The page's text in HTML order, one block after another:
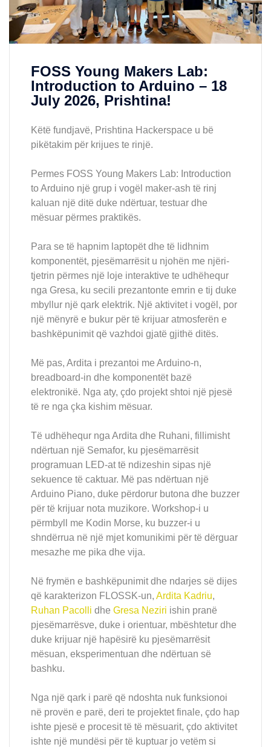
FOSS Young Makers Lab:
Introduction to Arduino – 18
July 2026, Prishtina!
Këtë fundjavë, Prishtina Hackerspace u bë
pikëtakim për krijues te rinjë.
Permes FOSS Young Makers Lab: Introduction
to Arduino një grup i vogël maker-ash të rinj
kaluan një ditë duke ndërtuar, testuar dhe
mësuar përmes praktikës.
Para se të hapnim laptopët dhe të lidhnim
komponentët, pjesëmarrësit u njohën me njëri-
tjetrin përmes një loje interaktive te udhëhequr
nga Gresa, ku secili prezantonte emrin e tij duke
mbyllur një qark elektrik. Një aktivitet i vogël, por
një mënyrë e bukur për të krijuar atmosferën e
bashkëpunimit që vazhdoi gjatë gjithë ditës.
Më pas, Ardita i prezantoi me Arduino-n,
breadboard-in dhe komponentët bazë
elektronikë. Nga aty, çdo projekt shtoi një pjesë
të re nga çka kishim mësuar.
Të udhëhequr nga Ardita dhe Ruhani, fillimisht
ndërtuan një Semafor, ku pjesëmarrësit
programuan LED-at të ndizeshin sipas një
sekuence të caktuar. Më pas ndërtuan një
Arduino Piano, duke përdorur butona dhe buzzer
për të krijuar nota muzikore. Workshop-i u
përmbyll me Kodin Morse, ku buzzer-i u
shndërrua në një mjet komunikimi për të dërguar
mesazhe me pika dhe vija.
Në frymën e bashkëpunimit dhe ndarjes së dijes
që karakterizon FLOSSK-un, Ardita Kadriu,
Ruhan Pacolli dhe Gresa Neziri ishin pranë
pjesëmarrësve, duke i orientuar, mbështetur dhe
duke krijuar një hapësirë ku pjesëmarrësit
mësuan, eksperimentuan dhe ndërtuan së
bashku.
Nga një qark i parë që ndoshta nuk funksionoi
në provën e parë, deri te projektet finale, çdo hap
ishte pjesë e procesit të të mësuarit, çdo aktivitet
ishte një mundësi për të kuptuar jo vetëm si